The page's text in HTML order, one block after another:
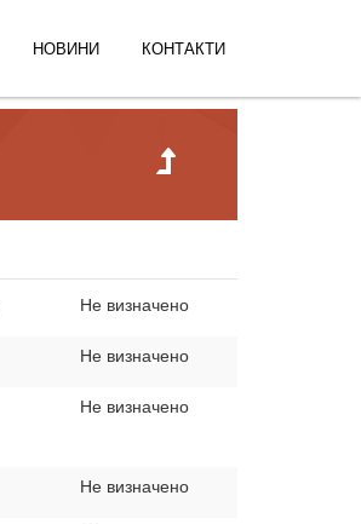
НОВИНИ КОНТАКТИ
Не визначено
Не визначено
Не визначено
Не визначено